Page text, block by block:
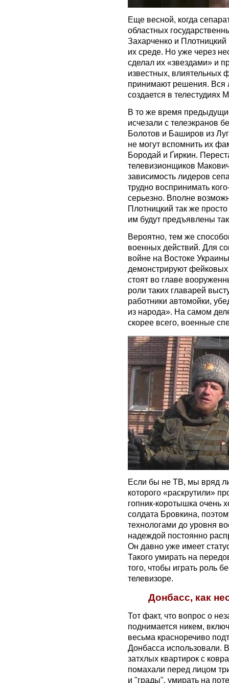
Еще весной, когда
областных
Захарченко и Плотницкий
их среде. Но уже через
сделал их «звездами» и
известных, влиятельных
принимают решения. Вся
создается в телестудиях
В то же время
исчезали с телеэкранов
Болотов и Баширов из
не могут вспомнить их
Бородай и Ґиркин.
телевизионщиков
зависимость лидеров
трудно воспринимать
серьезно. Вполне
Плотницкий так же
им будут предъявлены
Вероятно, тем же
военных действий. Для
войне на Востоке
демонстрируют
стоят во главе
роли таких главарей
работники автомойки,
из народа». На самом
скорее всего, военные
Если бы не ТВ, мы вряд
которого «раскрутили»
гопник-коротышка очень
солдата Бровкина,
технологами до уровня
надеждой постоянно
Он давно уже имеет
Такого умирать на
того, чтобы играть роль
телевизоре.
Донбасс, как
Тот факт, что вопрос о
поднимается никем,
весьма красноречиво
Донбасса использовали.
затхлых квартирок с
помахали перед лицом
и "грады", умирать на